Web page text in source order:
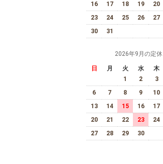
16
17 18 19 20
23
24 25 26 27
30
31
2026年9月の定休
日 月 火 水 木
1
2 3
6
7 8 9 10
13
14 15 16 17
20
21 22 23 24
27
28 29 30